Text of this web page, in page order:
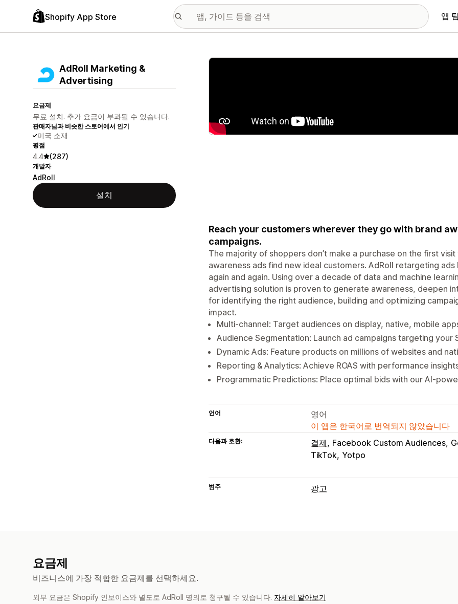
Shopify App Store 앱
AdRoll Marketing &
Advertising
요금제
무료 설치. 추가 요금이 부과될 수 있습니다.
판매자님과 비슷한 스토어에서 인기
미국 소재
평점
4.4 (287)
개발자
AdRoll
설치
추천 이미지 갤러리
Reach your customers wherever they go with brand
campaigns.
The majority of shoppers don’t make a purchase on the first
awareness ads find new ideal customers. AdRoll retargeting
again and again. Using over a decade of data and machine
advertising solution is proven to generate awareness, deepen
for identifying the right audience, building and optimizing
impact.
Multi-channel: Target audiences on display, native, mobile
Audience Segmentation: Launch ad campaigns targeting your
Dynamic Ads: Feature products on millions of websites and
Reporting & Analytics: Achieve ROAS with performance
Programmatic Predictions: Place optimal bids with our AI-
언어
영어
이 앱은 한국어로 번역되지 않았습니다
다음과 호환: 결제 Facebook Custom Audiences
TikTok Yotpo
범주 광고
실적 분석
요금제
비즈니스에 가장 적합한 요금제를 선택하세요.
외부 요금은 Shopify 인보이스와 별도로 AdRoll 명의로 청구될 수 있습니다. 자세히 알아보기